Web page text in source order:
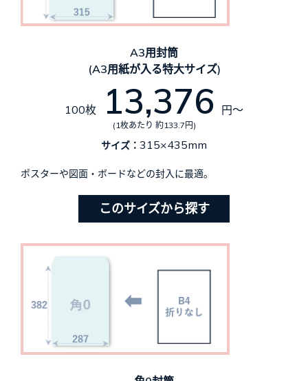
A3用封筒
(A3用紙が入る特大サイズ)
100枚 13,376 円～
(1枚あたり 約133.7円)
サイズ： 315×435mm
ポスターや図面・ボードなどの封入に最適。
このサイズから探す